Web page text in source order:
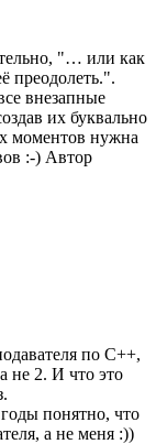
"… или как
преодолеть.".
внезапные
их буквально
моментов нужна
:-) Автор
по С++,
не 2. И что это
понятно, что
а не меня :))